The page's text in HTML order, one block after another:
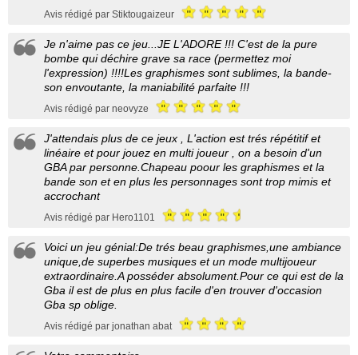
Avis rédigé par Stiktougaizeur
Je n'aime pas ce jeu...JE L'ADORE !!! C'est de la pure
bombe qui déchire grave sa race (permettez moi
l'expression) !!!!Les graphismes sont sublimes, la bande-
son envoutante, la maniabilité parfaite !!!
Avis rédigé par neovyze
J'attendais plus de ce jeux , L'action est trés répétitif et
linéaire et pour jouez en multi joueur , on a besoin d'un
GBA par personne.Chapeau poour les graphismes et la
bande son et en plus les personnages sont trop mimis et
accrochant
Avis rédigé par Hero1101
Voici un jeu génial:De trés beau graphismes,une ambiance
unique,de superbes musiques et un mode multijoueur
extraordinaire.A posséder absolument.Pour ce qui est de la
Gba il est de plus en plus facile d'en trouver d'occasion
Gba sp oblige.
Avis rédigé par jonathan abat